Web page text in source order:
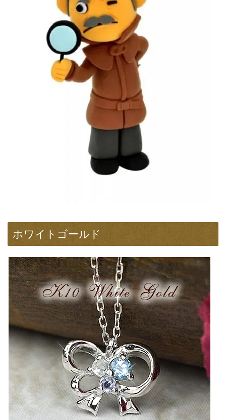
ホワイトゴールド